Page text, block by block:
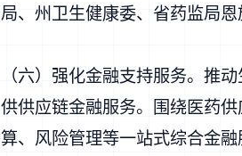
局、州卫生健康委、省药监局
（六）强化金融支持服务。推
供供应链金融服务。围绕医药
算、风险管理等一站式综合金